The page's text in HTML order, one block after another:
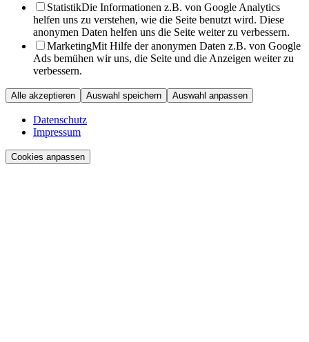
StatistikDie Informationen z.B. von Google Analytics
helfen uns zu verstehen, wie die Seite benutzt wird. Diese
anonymen Daten helfen uns die Seite weiter zu verbessern.
MarketingMit Hilfe der anonymen Daten z.B. von Google
Ads bemühen wir uns, die Seite und die Anzeigen weiter zu
verbessern.
Alle akzeptieren Auswahl speichern Auswahl anpassen
Datenschutz
Impressum
Cookies anpassen